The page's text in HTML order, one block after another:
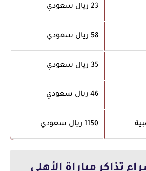
23 ريال سعودي
58 ريال سعودي
35 ريال سعودي
46 ريال سعودي
1150 ريال سعودي
تذاكر مباراة الأهلي